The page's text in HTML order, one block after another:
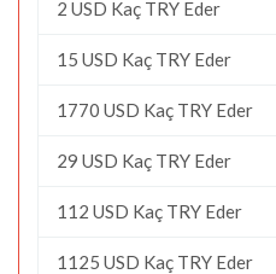
2 USD Kaç TRY Eder
15 USD Kaç TRY Eder
1770 USD Kaç TRY Eder
29 USD Kaç TRY Eder
112 USD Kaç TRY Eder
1125 USD Kaç TRY Eder